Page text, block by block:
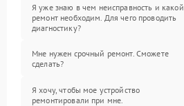
Я уже знаю в чем неисправность и какой
ремонт необходим. Для чего проводить
диагностику?
Мне нужен срочный ремонт. Сможете
сделать?
Я хочу, чтобы мое устройство
ремонтировали при мне.